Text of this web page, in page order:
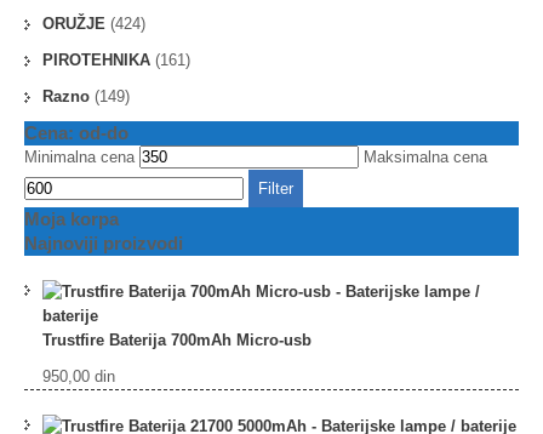
ORUŽJE (424)
PIROTEHNIKA (161)
Razno (149)
Cena: od-do
Minimalna cena
Maksimalna cena
Filter
Moja korpa
Najnoviji proizvodi
Trustfire Baterija 700mAh Micro-usb
950,00 din